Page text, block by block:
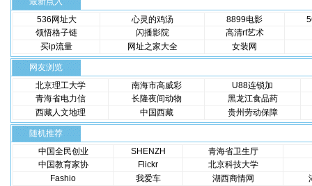
536网址大
心灵的鸡汤 8899电影
领悟格子链
闪播影院
高清rt艺术
买ip流量
网址之家大全 女装网
网友浏览
北京理工大学
南海市高威彩
U88连锁加
青海省电力信
长隆夜间动物
黑龙江食品药
西藏人文地理
中国西藏 贵州劳动保障
随机推荐
中国全民创业
SHENZH
青海省卫生厅
中国教育家协
Flickr
北京科技大学
Fashio
我爱车 湖西商情网